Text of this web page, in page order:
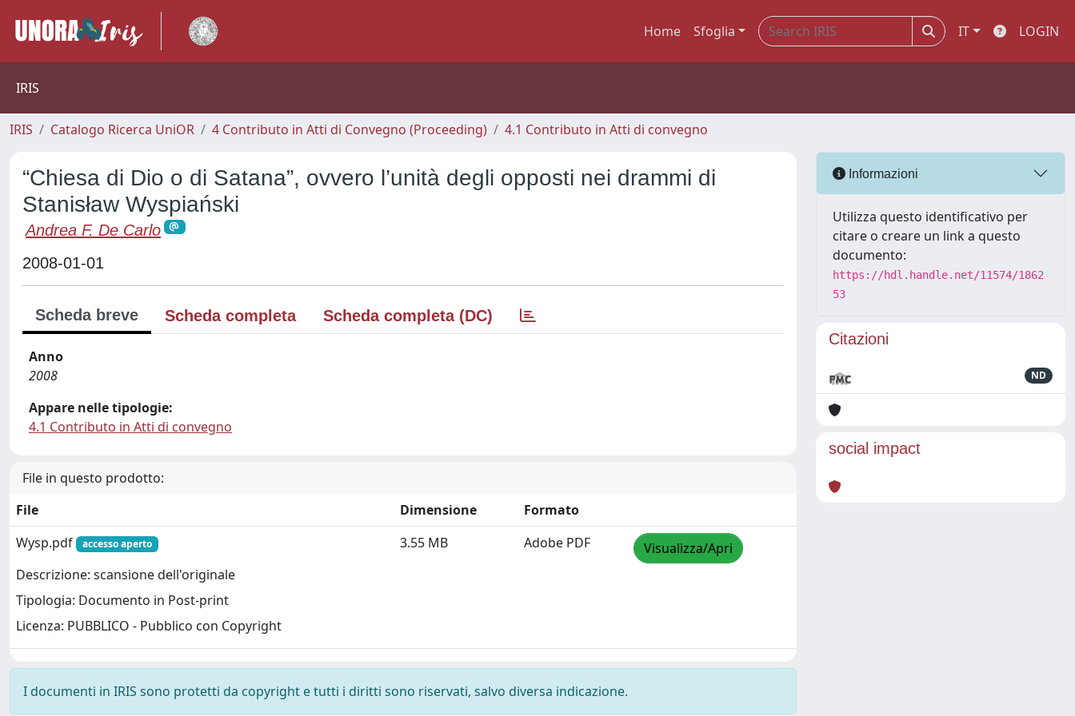
Home Sfoglia IT LOGIN
IRIS
IRIS Catalogo Ricerca UniOR 4 Contributo in Atti di Convegno (Proceeding) 4.1 Contributo in Atti di convegno
“Chiesa di Dio o di Satana”, ovvero l’unità degli opposti nei drammi di
Stanisław Wyspiański
Andrea F. De Carlo
2008-01-01
Scheda breve Scheda completa Scheda completa (DC)
Anno
2008
Appare nelle tipologie:
4.1 Contributo in Atti di convegno
File in questo prodotto:
File
Dimensione
Formato
Wysp.pdf
accesso aperto
Descrizione: scansione dell'originale
Tipologia: Documento in Post-print
Licenza: PUBBLICO - Pubblico con Copyright
3.55 MB Adobe PDF Visualizza/Apri
I documenti in IRIS sono protetti da copyright e tutti i diritti sono riservati, salvo diversa indicazione.
Informazioni
Utilizza questo identificativo per
citare o creare un link a questo
documento:
https://hdl.handle.net/11574/1862
53
Citazioni
ND
social impact